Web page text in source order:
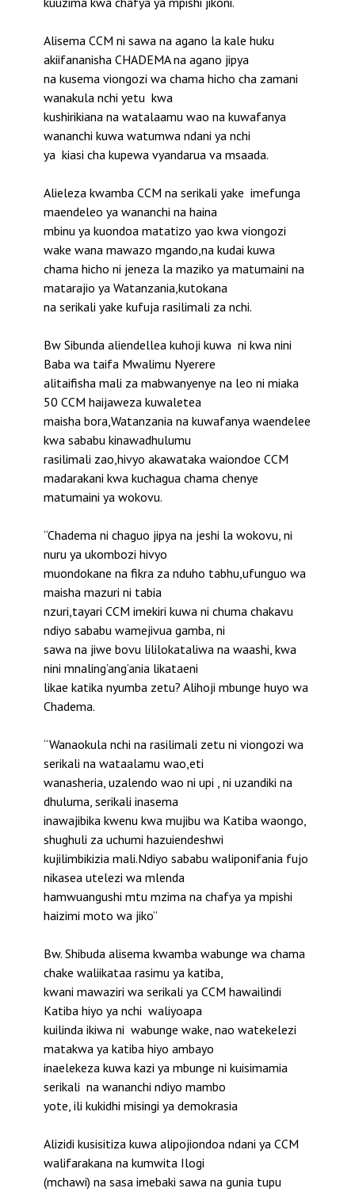
Alisema CCM ni sawa na agano la kale huku
akiifananisha CHADEMA na agano jipya
na kusema viongozi wa chama hicho cha zamani
wanakula nchi yetu kwa
kushirikiana na watalaamu wao na kuwafanya
wananchi kuwa watumwa ndani ya nchi
ya kiasi cha kupewa vyandarua va msaada.
Alieleza kwamba CCM na serikali yake imefunga
maendeleo ya wananchi na haina
mbinu ya kuondoa matatizo yao kwa viongozi
wake wana mawazo mgando,na kudai kuwa
chama hicho ni jeneza la maziko ya matumaini na
matarajio ya Watanzania,kutokana
na serikali yake kufuja rasilimali za nchi.
Bw Sibunda aliendellea kuhoji kuwa ni kwa nini
Baba wa taifa Mwalimu Nyerere
alitaifisha mali za mabwanyenye na leo ni miaka
50 CCM haijaweza kuwaletea
maisha bora,Watanzania na kuwafanya waendelee
kwa sababu kinawadhulumu
rasilimali zao,hivyo akawataka waiondoe CCM
madarakani kwa kuchagua chama chenye
matumaini ya wokovu.
“Chadema ni chaguo jipya na jeshi la wokovu, ni
nuru ya ukombozi hivyo
muondokane na fikra za nduho tabhu,ufunguo wa
maisha mazuri ni tabia
nzuri,tayari CCM imekiri kuwa ni chuma chakavu
ndiyo sababu wamejivua gamba, ni
sawa na jiwe bovu lililokataliwa na waashi, kwa
nini mnaling’ang’ania likataeni
likae katika nyumba zetu? Alihoji mbunge huyo wa
Chadema.
“Wanaokula nchi na rasilimali zetu ni viongozi wa
serikali na wataalamu wao,eti
wanasheria, uzalendo wao ni upi , ni uzandiki na
dhuluma, serikali inasema
inawajibika kwenu kwa mujibu wa Katiba waongo,
shughuli za uchumi hazuiendeshwi
kujilimbikizia mali.Ndiyo sababu waliponifania fujo
nikasea utelezi wa mlenda
hamwuangushi mtu mzima na chafya ya mpishi
haizimi moto wa jiko”
Bw. Shibuda alisema kwamba wabunge wa chama
chake waliikataa rasimu ya katiba,
kwani mawaziri wa serikali ya CCM hawailindi
Katiba hiyo ya nchi waliyoapa
kuilinda ikiwa ni wabunge wake, nao watekelezi
matakwa ya katiba hiyo ambayo
inaelekeza kuwa kazi ya mbunge ni kuisimamia
serikali na wananchi ndiyo mambo
yote, ili kukidhi misingi ya demokrasia
Alizidi kusisitiza kuwa alipojiondoa ndani ya CCM
walifarakana na kumwita Ilogi
(mchawi) na sasa imebaki sawa na gunia tupu